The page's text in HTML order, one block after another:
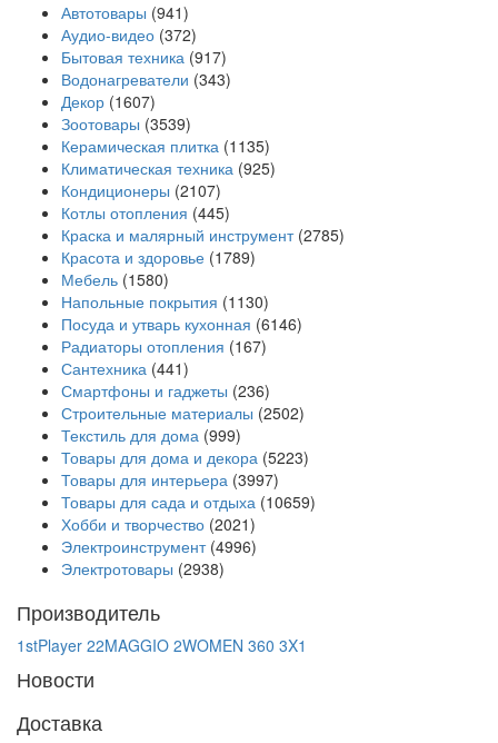
Автотовары (941)
Аудио-видео (372)
Бытовая техника (917)
Водонагреватели (343)
Декор (1607)
Зоотовары (3539)
Керамическая плитка (1135)
Климатическая техника (925)
Кондиционеры (2107)
Котлы отопления (445)
Краска и малярный инструмент (2785)
Красота и здоровье (1789)
Мебель (1580)
Напольные покрытия (1130)
Посуда и утварь кухонная (6146)
Радиаторы отопления (167)
Сантехника (441)
Смартфоны и гаджеты (236)
Строительные материалы (2502)
Текстиль для дома (999)
Товары для дома и декора (5223)
Товары для интерьера (3997)
Товары для сада и отдыха (10659)
Хобби и творчество (2021)
Электроинструмент (4996)
Электротовары (2938)
Производитель
1stPlayer 22MAGGIO 2WOMEN 360 3X1
Новости
Доставка